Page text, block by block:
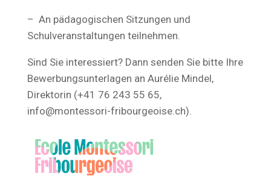
– An pädagogischen Sitzungen und
Schulveranstaltungen teilnehmen.
Sind Sie interessiert? Dann senden Sie bitte Ihre
Bewerbungsunterlagen an Aurélie Mindel,
Direktorin (+41 76 243 55 65,
info@montessori-fribourgeoise.ch).